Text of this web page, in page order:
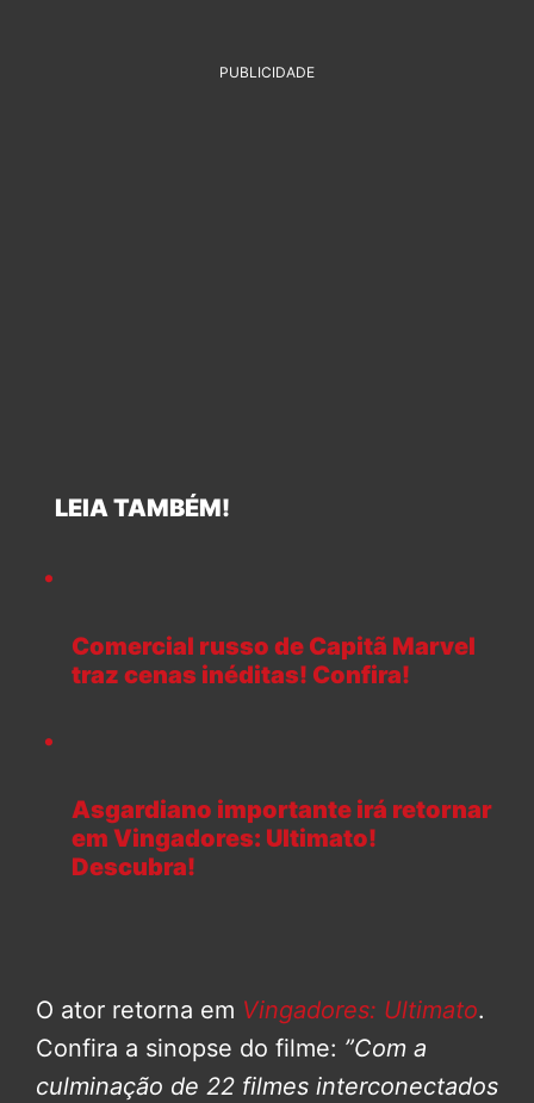
PUBLICIDADE
LEIA TAMBÉM!
Comercial russo de Capitã Marvel
traz cenas inéditas! Confira!
Asgardiano importante irá retornar
em Vingadores: Ultimato!
Descubra!
O ator retorna em Vingadores: Ultimato.
Confira a sinopse do filme: ”Com a
culminação de 22 filmes interconectados